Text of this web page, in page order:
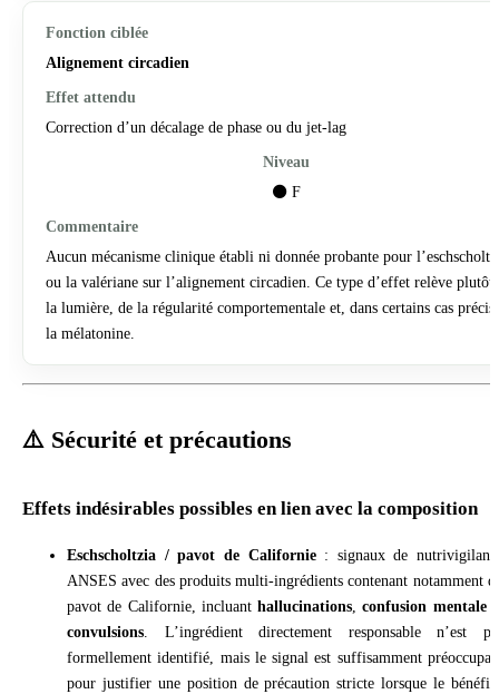
Alignement circadien
Correction d’un décalage de phase ou du jet-lag
⚫ F
Aucun mécanisme clinique établi ni donnée probante pour
ou la valériane sur l’alignement circadien. Ce type d’effet relève plutôt
la lumière, de la régularité comportementale et, dans certains cas
la mélatonine.
⚠️ Sécurité et précautions
Effets indésirables possibles en lien avec la composition
Eschscholtzia / pavot de Californie: signaux de
ANSES avec des produits multi-ingrédients contenant notamment
pavot de Californie, incluanthallucinations ,confusion mentale
convulsions . L’ingrédient directement responsable n’est
formellement identifié, mais le signal est suffisamment
pour justifier une position de précaution stricte lorsque le